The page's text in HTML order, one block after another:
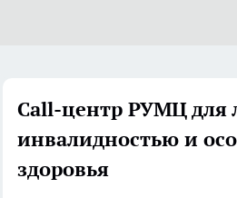
Call-центр РУМЦ для
инвалидностью и
здоровья